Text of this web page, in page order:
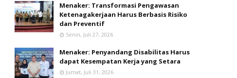
Menaker: Transformasi Pengawasan
Ketenagakerjaan Harus Berbasis Risiko
dan Preventif
Senin, Juli 27, 2026
Menaker: Penyandang Disabilitas Harus
dapat Kesempatan Kerja yang Setara
Jumat, Juli 31, 2026